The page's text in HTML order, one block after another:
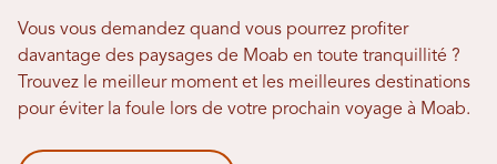
Vous vous demandez quand vous pourrez profiter
davantage des paysages de Moab en toute tranquillité ?
Trouvez le meilleur moment et les meilleures destinations
pour éviter la foule lors de votre prochain voyage à Moab.